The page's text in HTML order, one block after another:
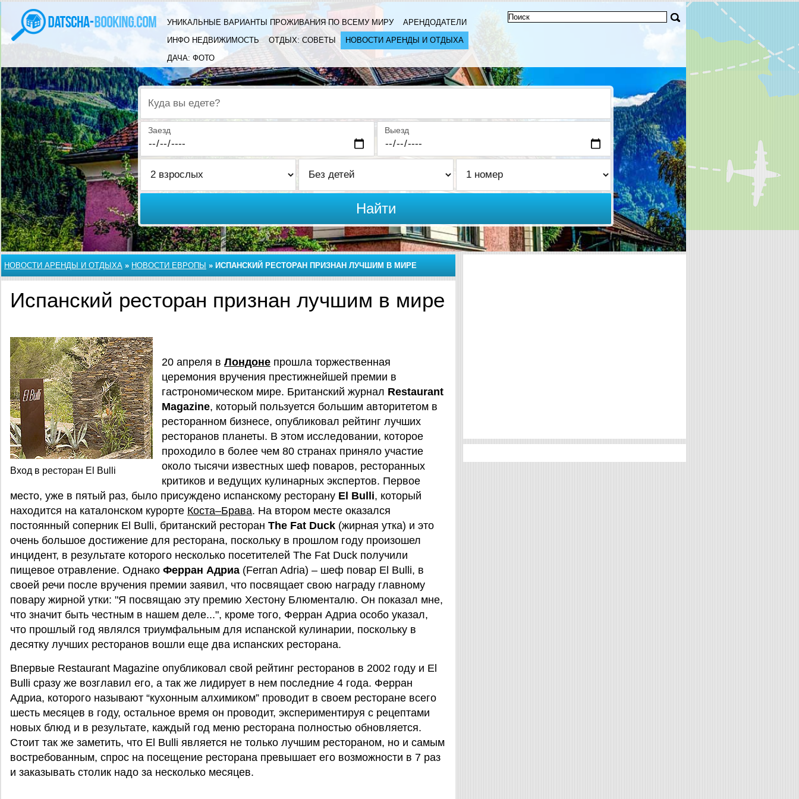
УНИКАЛЬНЫЕ ВАРИАНТЫ ПРОЖИВАНИЯ ПО ВСЕМУ МИРУ
АРЕНДОДАТЕЛИ
ИНФО НЕДВИЖИМОСТЬ
ОТДЫХ: СОВЕТЫ
НОВОСТИ АРЕНДЫ И ОТДЫХА
ДАЧА: ФОТО
Куда вы едете?
Заезд Выезд
Найти
НОВОСТИ АРЕНДЫ И ОТДЫХА » НОВОСТИ ЕВРОПЫ » ИСПАНСКИЙ РЕСТОРАН ПРИЗНАН ЛУЧШИМ В МИРЕ
Испанский ресторан признан лучшим в мире
Вход в ресторан El Bulli
20 апреля в Лондоне прошла торжественная
церемония вручения престижнейшей премии в
гастрономическом мире. Британский журнал Restaurant
Magazine, который пользуется большим авторитетом в
ресторанном бизнесе, опубликовал рейтинг лучших
ресторанов планеты. В этом исследовании, которое
проходило в более чем 80 странах приняло участие
около тысячи известных шеф поваров, ресторанных
критиков и ведущих кулинарных экспертов. Первое
место, уже в пятый раз, было присуждено испанскому ресторану El Bulli, который
находится на каталонском курорте Коста–Брава. На втором месте оказался
постоянный соперник El Bulli, британский ресторан The Fat Duck (жирная утка) и это
очень большое достижение для ресторана, поскольку в прошлом году произошел
инцидент, в результате которого несколько посетителей The Fat Duck получили
пищевое отравление. Однако Ферран Адриа (Ferran Adria) – шеф повар El Bulli, в
своей речи после вручения премии заявил, что посвящает свою награду главному
повару жирной утки: "Я посвящаю эту премию Хестону Блюменталю. Он показал мне,
что значит быть честным в нашем деле...", кроме того, Ферран Адриа особо указал,
что прошлый год являлся триумфальным для испанской кулинарии, поскольку в
десятку лучших ресторанов вошли еще два испанских ресторана.
Впервые Restaurant Magazine опубликовал свой рейтинг ресторанов в 2002 году и El
Bulli сразу же возглавил его, а так же лидирует в нем последние 4 года. Ферран
Адриа, которого называют “кухонным алхимиком” проводит в своем ресторане всего
шесть месяцев в году, остальное время он проводит, экспериментируя с рецептами
новых блюд и в результате, каждый год меню ресторана полностью обновляется.
Стоит так же заметить, что El Bulli является не только лучшим рестораном, но и самым
востребованным, спрос на посещение ресторана превышает его возможности в 7 раз
и заказывать столик надо за несколько месяцев.